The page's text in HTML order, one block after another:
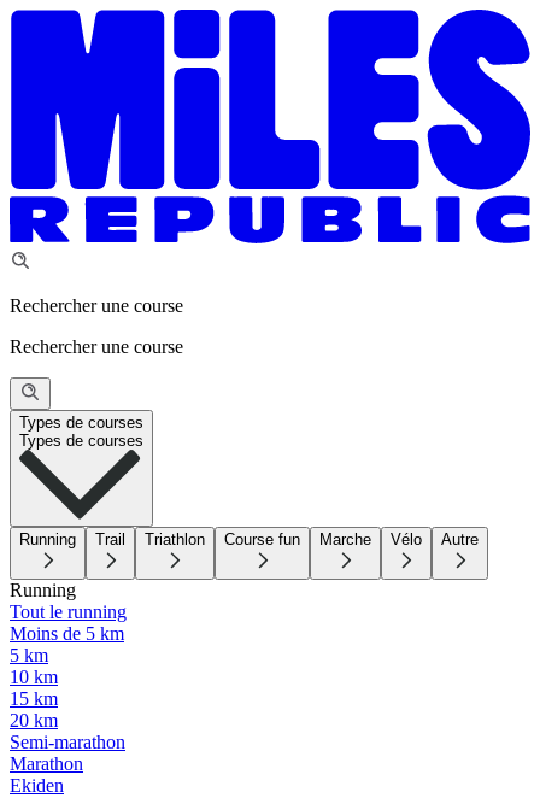
Rechercher une course
Rechercher une course
Types de courses
Types de courses
Running Trail Triathlon Course fun Marche Vélo Autre
Running
Tout le running
Moins de 5 km
5 km
10 km
15 km
20 km
Semi-marathon
Marathon
Ekiden